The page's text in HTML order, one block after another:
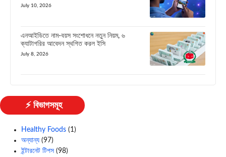
July 10, 2026
এনআইডিতে নাম-বয়স সংশোধনে নতুন নিয়ম, ৬
ক্যাটাগরির আবেদন স্থগিত করল ইসি
July 8, 2026
⚡ বিভাগসমূহ
Healthy Foods (1)
অন্যান্য (97)
ইন্টারনেট টিপস (98)